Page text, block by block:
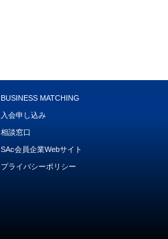
BUSINESS MATCHING
入会申し込み
相談窓口
SAc会員企業Webサイト
プライバシーポリシー